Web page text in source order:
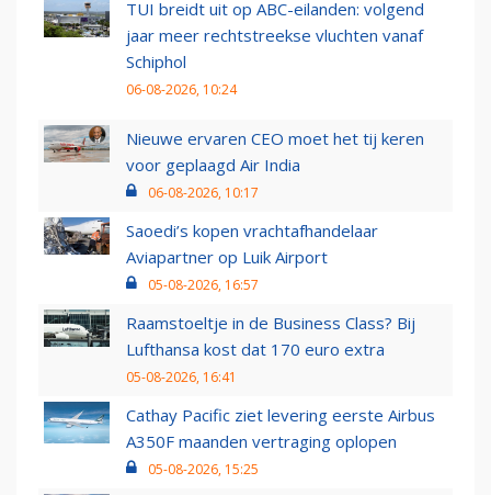
TUI breidt uit op ABC-eilanden: volgend
jaar meer rechtstreekse vluchten vanaf
Schiphol
06-08-2026, 10:24
Nieuwe ervaren CEO moet het tij keren
voor geplaagd Air India
06-08-2026, 10:17
Saoedi’s kopen vrachtafhandelaar
Aviapartner op Luik Airport
05-08-2026, 16:57
Raamstoeltje in de Business Class? Bij
Lufthansa kost dat 170 euro extra
05-08-2026, 16:41
Cathay Pacific ziet levering eerste Airbus
A350F maanden vertraging oplopen
05-08-2026, 15:25